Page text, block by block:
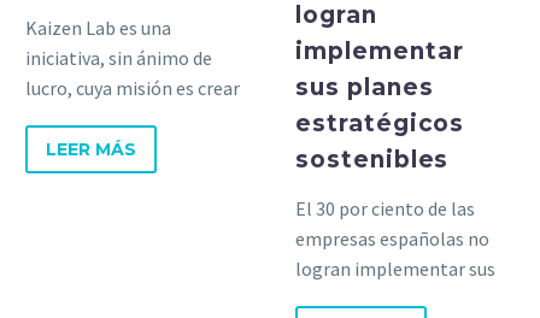
Kaizen Lab es una
iniciativa, sin ánimo de
lucro, cuya misión es crear
cooperación empresarial
con base en Mejora
LEER MÁS
logran
implementar
sus planes
estratégicos
sostenibles
El 30 por ciento de las
empresas españolas no
logran implementar sus